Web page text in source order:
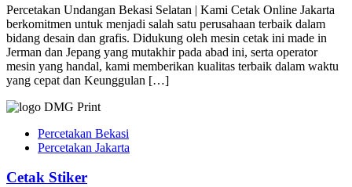
Percetakan Undangan Bekasi Selatan | Kami Cetak Online Jakarta
berkomitmen untuk menjadi salah satu perusahaan terbaik dalam
bidang desain dan grafis. Didukung oleh mesin cetak ini made in
Jerman dan Jepang yang mutakhir pada abad ini, serta operator
mesin yang handal, kami memberikan kualitas terbaik dalam waktu
yang cepat dan Keunggulan […]
Percetakan Bekasi
Percetakan Jakarta
Cetak Stiker